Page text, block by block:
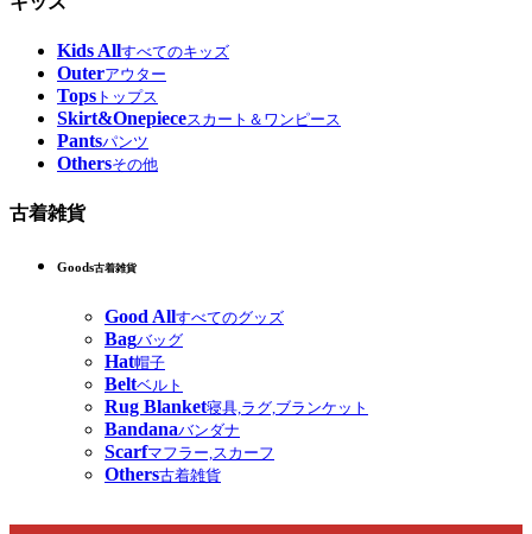
Kids Allすべてのキッズ
Outerアウター
Tops トップス
Skirt&Onepieceスカート＆ワンピース
Pantsパンツ
Othersその他
古着雑貨
Goods古着雑貨
Good Allすべてのグッズ
Bagバッグ
Hat帽子
Beltベルト
Rug Blanket寝具,ラグ,ブランケット
Bandanaバンダナ
Scarfマフラー,スカーフ
Others古着雑貨